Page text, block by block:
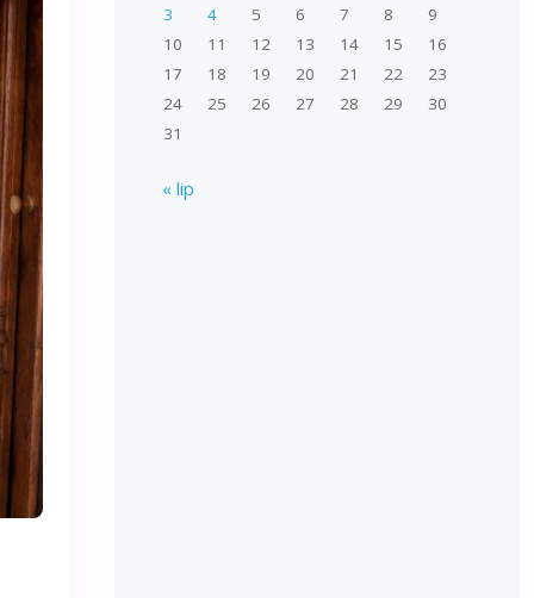
3
4 5 6 7 8
9
10
11 12 13 14 15
16
17
18 19 20 21 22
23
24
25 26 27 28 29
30
31
« lip